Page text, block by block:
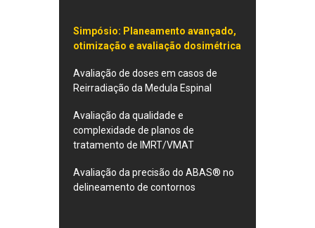
Simpósio: Planeamento avançado,
otimização e avaliação dosimétrica
Avaliação de doses em casos de
Reirradiação da Medula Espinal
Avaliação da qualidade e
complexidade de planos de
tratamento de IMRT/VMAT
Avaliação da precisão do ABAS® no
delineamento de contornos